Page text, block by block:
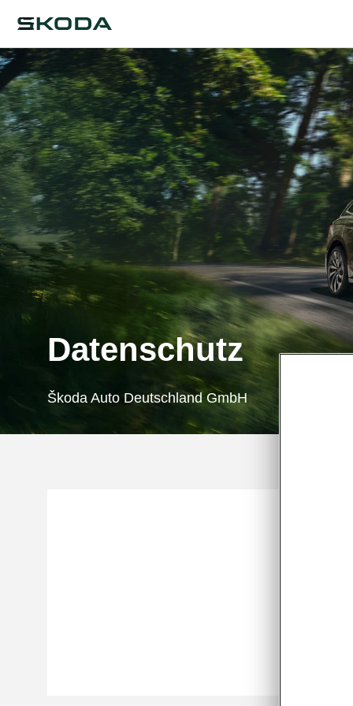
Datenschutz
Škoda Auto Deutschland GmbH